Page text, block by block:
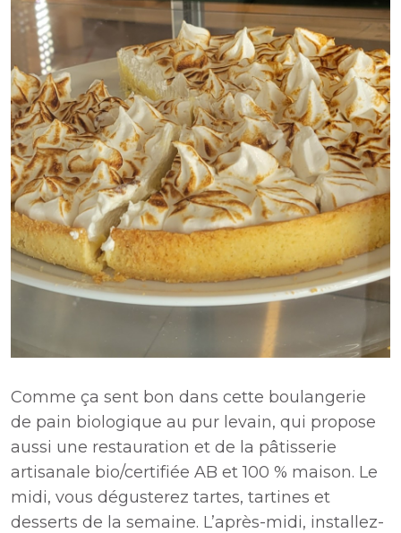
Comme ça sent bon dans cette boulangerie
de pain biologique au pur levain, qui propose
aussi une restauration et de la pâtisserie
artisanale bio/certifiée AB et 100 % maison. Le
midi, vous dégusterez tartes, tartines et
desserts de la semaine. L’après-midi, installez-